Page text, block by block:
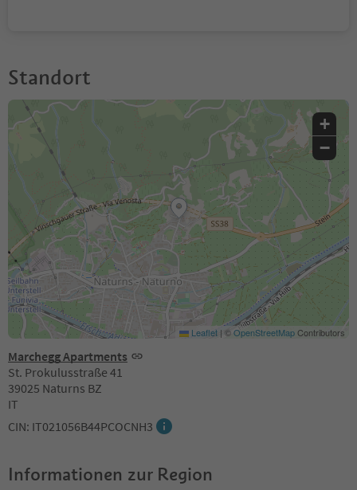
Standort
Marchegg Apartments
St. Prokulusstraße 41
39025 Naturns BZ
IT
CIN: IT021056B44PCOCNH3
+
−
Leaflet | ©OpenStreetMapContributors
Informationen zur Region